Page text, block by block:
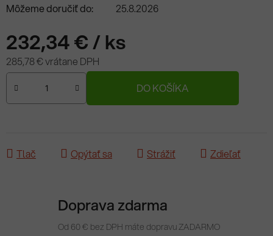
Môžeme doručiť do:
25.8.2026
232,34 €/ ks
285,78 € vrátane DPH
DO KOŠÍKA
Tlač Opýtať sa Strážiť Zdieľať
Doprava zdarma
Od 60 € bez DPH máte dopravu ZADARMO